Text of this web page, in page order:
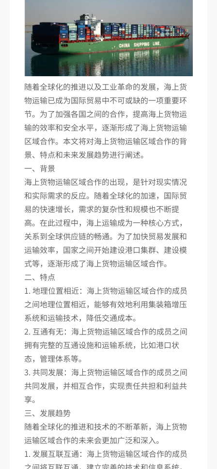
随着全球化的推进以及工业革命的发展，海上货
物运输已成为国际贸易中不可或缺的一项重要环
节。为了加强各国之间的合作，提高海上货物运
输的效率和安全水平，逐渐形成了海上货物运输
区域合作。本文将对海上货物运输区域合作的背
景、特点和未来发展趋势进行阐述。
一、背景
海上货物运输区域合作的出现，是针对现实情况
和实际需求的反应。随着全球化的加速，国际贸
易的快速增长，需求的复杂性和规模也不断提
高。在此过程中，海上运输成为一种核心方式，
关系到全球供应链的畅通。为了加快贸易发展和
运输效率，国家之间开始建设港口集群、建设模
式等，逐渐形成了海上货物运输区域合作。
二、特点
1. 地理位置相近：海上货物运输区域合作的成员
之间地理位置相近，能够有效地利用集装箱增压
系统和运输技术，降低交通成本。
2. 互通有无：海上货物运输区域合作的成员之间
拥有完整的互通设施和运输系统，比如港口状
态，管理体系等。
3. 共同发展：海上货物运输区域合作的成员之间
共同发展，并相互合作，实现责任共担和利益共
享。
三、发展趋势
随着全球化的推进和技术的不断革新，海上货物
运输区域合作的未来会更加广泛和深入。
1. 发展互联互通：海上货物运输区域合作的成员